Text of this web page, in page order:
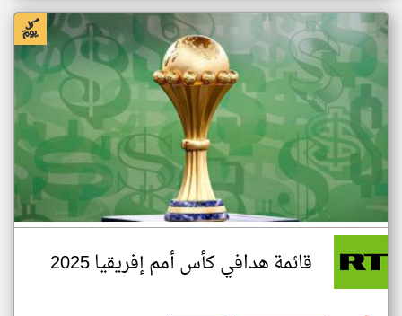
قائمة هدافي كأس أمم إفريقيا 2025